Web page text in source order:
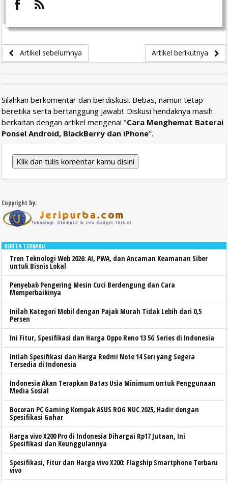
Artikel sebelumnya Artikel berikutnya
Silahkan berkomentar dan berdiskusi. Bebas, namun tetap
beretika serta bertanggung jawab!. Diskusi hendaknya masih
berkaitan dengan artikel mengenai "Cara Menghemat Baterai
Ponsel Android, BlackBerry dan iPhone".
Klik dan tulis komentar kamu disini
Copyright by:
BERITA TERBARU
Tren Teknologi Web 2026: AI, PWA, dan Ancaman Keamanan Siber
untuk Bisnis Lokal
Penyebab Pengering Mesin Cuci Berdengung dan Cara
Memperbaikinya
Inilah Kategori Mobil dengan Pajak Murah Tidak Lebih dari 0,5
Persen
Ini Fitur, Spesifikasi dan Harga Oppo Reno 13 5G Series di Indonesia
Inilah Spesifikasi dan Harga Redmi Note 14 Seri yang Segera
Tersedia di Indonesia
Indonesia Akan Terapkan Batas Usia Minimum untuk Penggunaan
Media Sosial
Bocoran PC Gaming Kompak ASUS ROG NUC 2025, Hadir dengan
Spesifikasi Gahar
Harga vivo X200 Pro di Indonesia Dihargai Rp17 Jutaan, Ini
Spesifikasi dan Keunggulannya
Spesifikasi, Fitur dan Harga vivo X200: Flagship Smartphone Terbaru
vivo